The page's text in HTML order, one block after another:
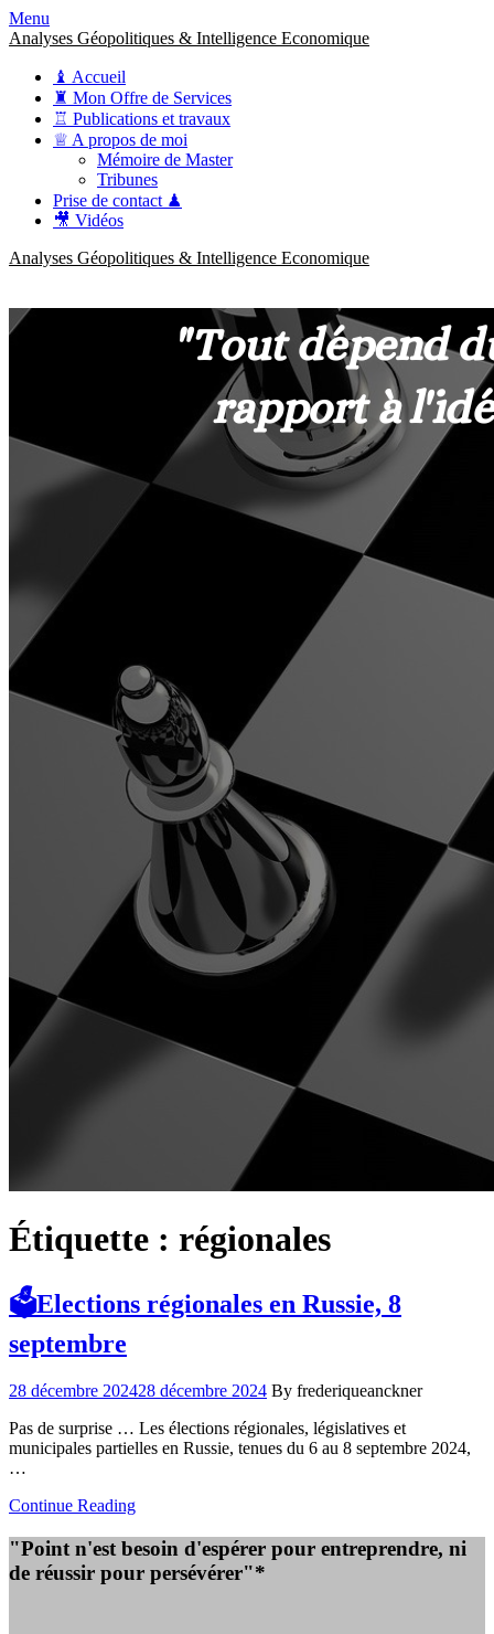
Menu
Analyses Géopolitiques & Intelligence Economique
♝ Accueil
♜ Mon Offre de Services
♖ Publications et travaux
♕ A propos de moi
Mémoire de Master
Tribunes
Prise de contact ♟
🎥 Vidéos
Analyses Géopolitiques & Intelligence Economique
Étiquette : régionales
🗳️Elections régionales en Russie, 8
septembre
28 décembre 202428 décembre 2024 By frederiqueanckner
Pas de surprise … Les élections régionales, législatives et
municipales partielles en Russie, tenues du 6 au 8 septembre 2024,
…
Continue Reading
"Point n'est besoin d'espérer pour entreprendre, ni
de réussir pour persévérer"*